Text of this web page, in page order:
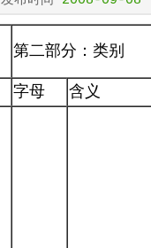
第二部分：类别
字母 含义